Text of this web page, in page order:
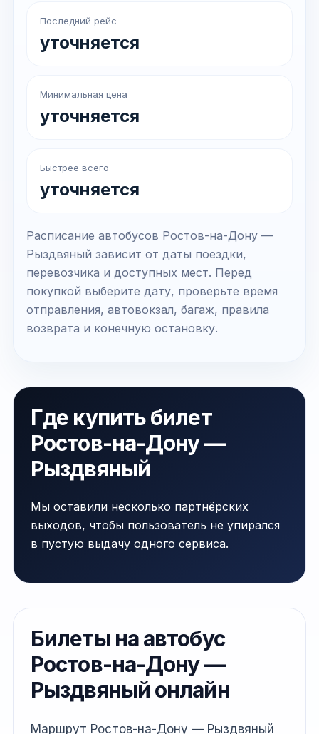
Последний рейс
уточняется
Минимальная цена
уточняется
Быстрее всего
уточняется
Расписание автобусов Ростов-на-Дону —
Рыздвяный зависит от даты поездки,
перевозчика и доступных мест. Перед
покупкой выберите дату, проверьте время
отправления, автовокзал, багаж, правила
возврата и конечную остановку.
Где купить билет
Ростов-на-Дону —
Рыздвяный
Мы оставили несколько партнёрских
выходов, чтобы пользователь не упирался
в пустую выдачу одного сервиса.
Билеты на автобус
Ростов-на-Дону —
Рыздвяный онлайн
Маршрут Ростов-на-Дону — Рыздвяный